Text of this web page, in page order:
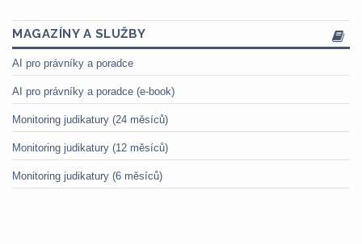
MAGAZÍNY A SLUŽBY
AI pro právníky a poradce
AI pro právníky a poradce (e-book)
Monitoring judikatury (24 měsíců)
Monitoring judikatury (12 měsíců)
Monitoring judikatury (6 měsíců)